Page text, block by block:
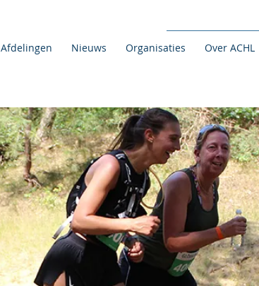
Afdelingen Nieuws Organisaties Over ACHL